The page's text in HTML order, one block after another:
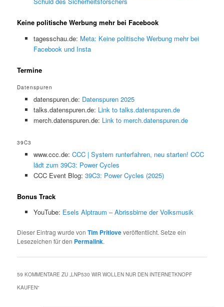
Keine politische Werbung mehr bei Facebook
tagesschau.de: Meta: Keine politische Werbung mehr bei
Facebook und Insta
Termine
Datenspuren
datenspuren.de: Datenspuren 2025
talks.datenspuren.de: Link to talks.datenspuren.de
merch.datenspuren.de: Link to merch.datenspuren.de
39C3
www.ccc.de: CCC | System runterfahren, neu starten! CCC
lädt zum 39C3: Power Cycles
CCC Event Blog: 39C3: Power Cycles (2025)
Bonus Track
YouTube: Esels Alptraum – Abrissbirne der Volksmusik
Dieser Eintrag wurde vonTim Pritloveveröffentlicht. Setze ein
Lesezeichen für den Permalink.
59 KOMMENTARE ZU „LNP530 WIR WOLLEN NUR DEN INTERNETKNOPF
KAUFEN“